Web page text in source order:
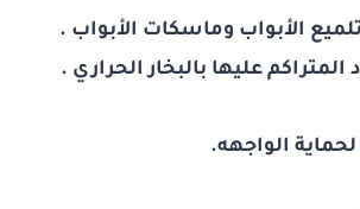
الأبواب وماسكات الأبواب .
عليها بالبخار الحراري .
الواجهه.